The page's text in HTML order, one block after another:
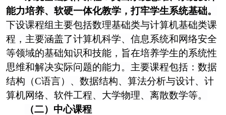
能力培养、软硬一体化教学，打牢学生系统基础。
下设课程组主要包括数理基础类与计算机基础类课
程，主要涵盖了计算机科学、信息系统和网络安全
等领域的基础知识和技能，旨在培养学生的系统性
思维和解决实际问题的能力。主要课程包括：数据
结构（C语言）、数据结构、算法分析与设计、计
算机网络、软件工程、大学物理、离散数学等。
（二）中心课程